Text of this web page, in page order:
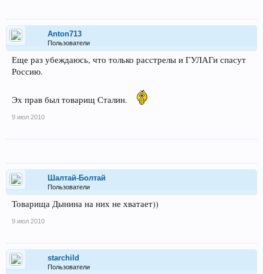
Anton713
Пользователи
Еще раз убеждаюсь, что только расстрелы и ГУЛАГи спасут
Россию.
Эх прав был товарищ Сталин.
9 июл 2010
Шалтай-Болтай
Пользователи
Товарища Дынина на них не хватает))
9 июл 2010
starchild
Пользователи